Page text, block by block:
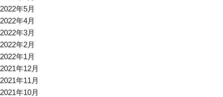
2022年5月
2022年4月
2022年3月
2022年2月
2022年1月
2021年12月
2021年11月
2021年10月